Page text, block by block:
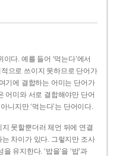
다. 예를 들어 ‘먹는다’에서
적으로 쓰이지 못하므로 단어가
기에 결합하는 어미는 단어가
어미와 서로 결합해야만 단어
니지만 ‘먹는다’는 단어이다.
못할뿐더러 체언 뒤에 연결
차이가 있다. 그렇지만 조사
유지한다. ‘밥을’을 ‘밥’과